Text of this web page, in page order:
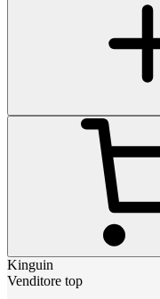
Kinguin
Venditore top